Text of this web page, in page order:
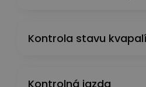
Kontrola stavu
Kontrolná jazda